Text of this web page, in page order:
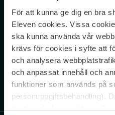
För att kunna ge dig en bra
Eleven cookies. Vissa
ska kunna använda vår
krävs för cookies i syfte att
och analysera
och anpassat innehåll och
funktioner som används på
personuppgiftsbehandling).
Never miss a
Sign up to our
Genom att prenumerera accepterar